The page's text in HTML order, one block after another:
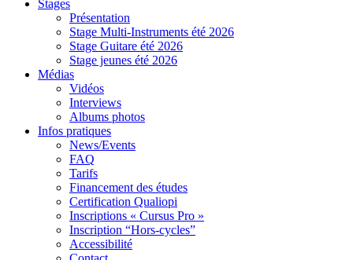
Stages
Présentation
Stage Multi-Instruments été 2026
Stage Guitare été 2026
Stage jeunes été 2026
Médias
Vidéos
Interviews
Albums photos
Infos pratiques
News/Events
FAQ
Tarifs
Financement des études
Certification Qualiopi
Inscriptions « Cursus Pro »
Inscription “Hors-cycles”
Accessibilité